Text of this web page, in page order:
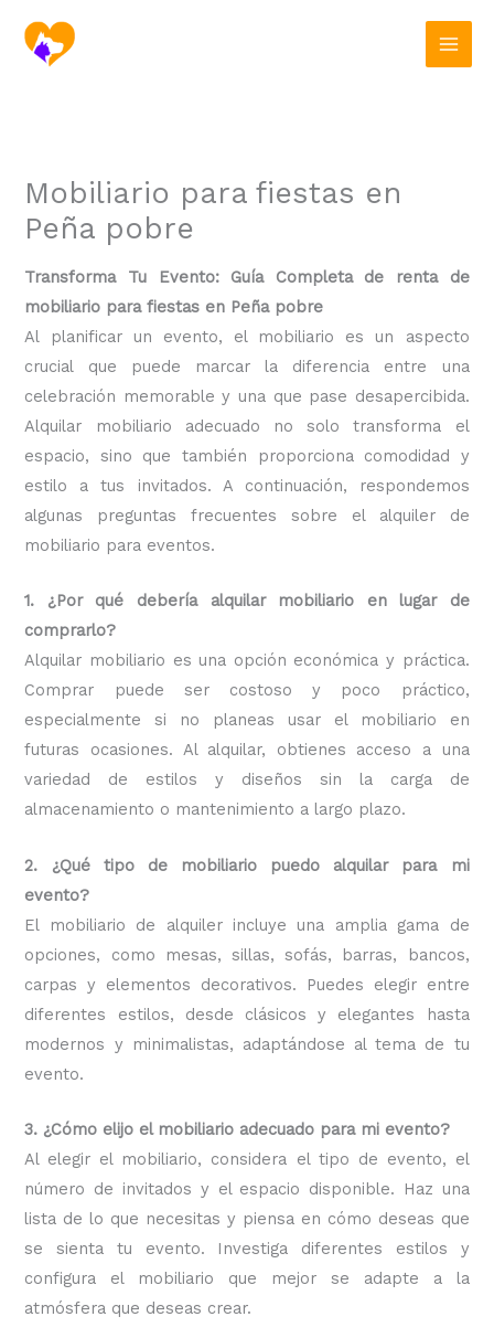
contenido
Mobiliario para fiestas en
Peña pobre
Transforma Tu Evento: Guía Completa de renta de
mobiliario para fiestas en Peña pobre
Al planificar un evento, el mobiliario es un aspecto
crucial que puede marcar la diferencia entre una
celebración memorable y una que pase desapercibida.
Alquilar mobiliario adecuado no solo transforma el
espacio, sino que también proporciona comodidad y
estilo a tus invitados. A continuación, respondemos
algunas preguntas frecuentes sobre el alquiler de
mobiliario para eventos.
1. ¿Por qué debería alquilar mobiliario en lugar de
comprarlo?
Alquilar mobiliario es una opción económica y práctica.
Comprar puede ser costoso y poco práctico,
especialmente si no planeas usar el mobiliario en
futuras ocasiones. Al alquilar, obtienes acceso a una
variedad de estilos y diseños sin la carga de
almacenamiento o mantenimiento a largo plazo.
2. ¿Qué tipo de mobiliario puedo alquilar para mi
evento?
El mobiliario de alquiler incluye una amplia gama de
opciones, como mesas, sillas, sofás, barras, bancos,
carpas y elementos decorativos. Puedes elegir entre
diferentes estilos, desde clásicos y elegantes hasta
modernos y minimalistas, adaptándose al tema de tu
evento.
3. ¿Cómo elijo el mobiliario adecuado para mi evento?
Al elegir el mobiliario, considera el tipo de evento, el
número de invitados y el espacio disponible. Haz una
lista de lo que necesitas y piensa en cómo deseas que
se sienta tu evento. Investiga diferentes estilos y
configura el mobiliario que mejor se adapte a la
atmósfera que deseas crear.